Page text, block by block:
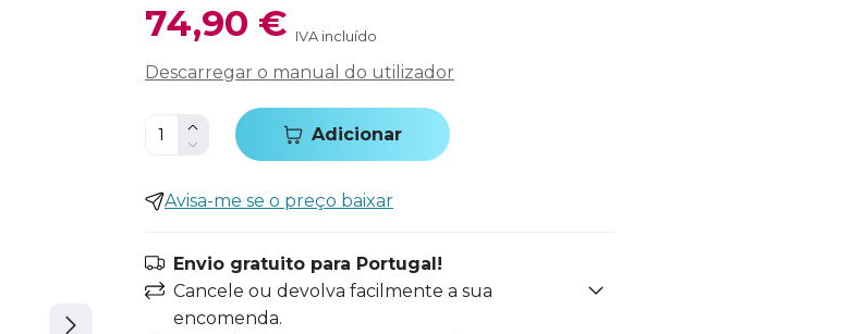
74,90 € IVA incluído
Descarregar o manual do utilizador
Adicionar
Avisa-me se o preço baixar
Envio gratuito para Portugal!
Cancele ou devolva facilmente a sua
encomenda.